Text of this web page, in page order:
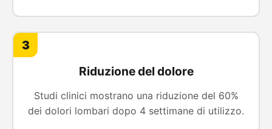
3
Riduzione del dolore
Studi clinici mostrano una riduzione del 60%
dei dolori lombari dopo 4 settimane di utilizzo.